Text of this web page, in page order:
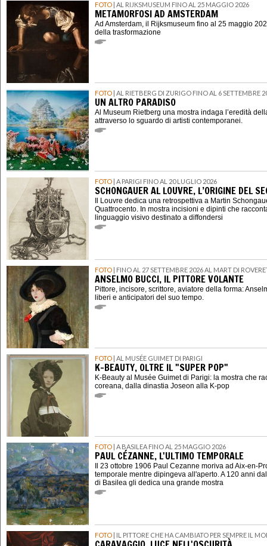
FOTO | AL RIJKSMUSEUM FINO AL 25 MAGGIO 2026
METAMORFOSI AD AMSTERDAM
Ad Amsterdam, il Rijksmuseum fino al 25 maggio
della trasformazione
FOTO | AL RIETBERG DI ZURIGO FINO AL 6 SETTEMBRE
UN ALTRO PARADISO
Al Museum Rietberg una mostra indaga l’eredità
attraverso lo sguardo di artisti contemporanei.
FOTO | A PARIGI FINO AL 20 LUGLIO 2026
SCHONGAUER AL LOUVRE, L’ORIGINE DEL
Il Louvre dedica una retrospettiva a Martin
Quattrocento. In mostra incisioni e dipinti che
linguaggio visivo destinato a diffondersi
FOTO | FINO AL 27 SETTEMBRE 2026 AL MART DI
ANSELMO BUCCI, IL PITTORE VOLANTE
Pittore, incisore, scrittore, aviatore della forma:
liberi e anticipatori del suo tempo.
FOTO | AL MUSÉE GUIMET DI PARIGI
K-BEAUTY, OLTRE IL "SUPER POP"
K-Beauty al Musée Guimet di Parigi: la mostra che
coreana, dalla dinastia Joseon alla K-pop
FOTO | A BASILEA FINO AL 25 MAGGIO 2026
PAUL CÉZANNE, L'ULTIMO TEMPORALE
Il 23 ottobre 1906 Paul Cezanne moriva ad Aix-en-
temporale mentre dipingeva all'aperto. A 120 anni
di Basilea gli dedica una grande mostra
FOTO | IL PITTORE CHE HA CAMBIATO PER SEMPRE IL